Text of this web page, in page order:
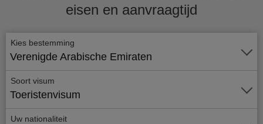
eisen en aanvraagtijd
Kies bestemming
Verenigde Arabische Emiraten
Soort visum
Toeristenvisum
Uw nationaliteit